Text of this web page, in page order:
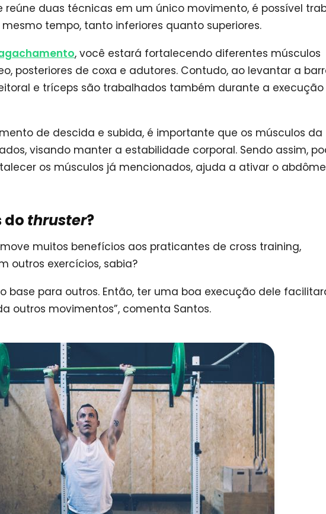
duas técnicas em um único movimento, é possível
tempo, tanto inferiores quanto superiores.
, você estará fortalecendo diferentes músculos
posteriores de coxa e adutores. Contudo, ao levantar a
e tríceps são trabalhados também durante a
de descida e subida, é importante que os músculos da
visando manter a estabilidade corporal. Sendo assim,
os músculos já mencionados, ajuda a ativar o
do thruster?
muitos benefícios aos praticantes de cross training,
outros exercícios, sabia?
base para outros. Então, ter uma boa execução dele
outros movimentos”, comenta Santos.